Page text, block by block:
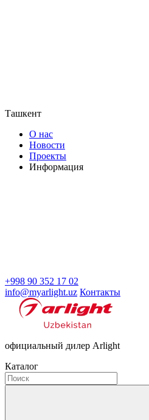
Ташкент
О нас
Новости
Проекты
Информация
+998 90 352 17 02
info@myarlight.uz Контакты
официальный дилер Arlight
Каталог